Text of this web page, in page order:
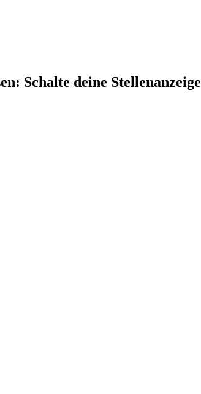
Schalte deine Stellenanzeige